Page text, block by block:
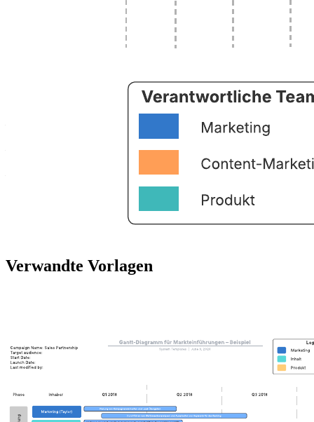
Mit dieser Vorlage für eine Projekt-Timeline können Sie:
– Alle abgeschlossenen Aufgaben im Verlauf eines Projekts
– Mit Kollegen zusammenarbeiten und alle Beteiligten auf dem
– Leicht feststellen, welches Team eine bestimmte Aufgabe erledigt
Öffnen Sie diese Vorlage, um ein detailliertes Beispiel für eine
Projekt-Timeline anzusehen und an Ihren Anwendungsfall
Verwandte Vorlagen